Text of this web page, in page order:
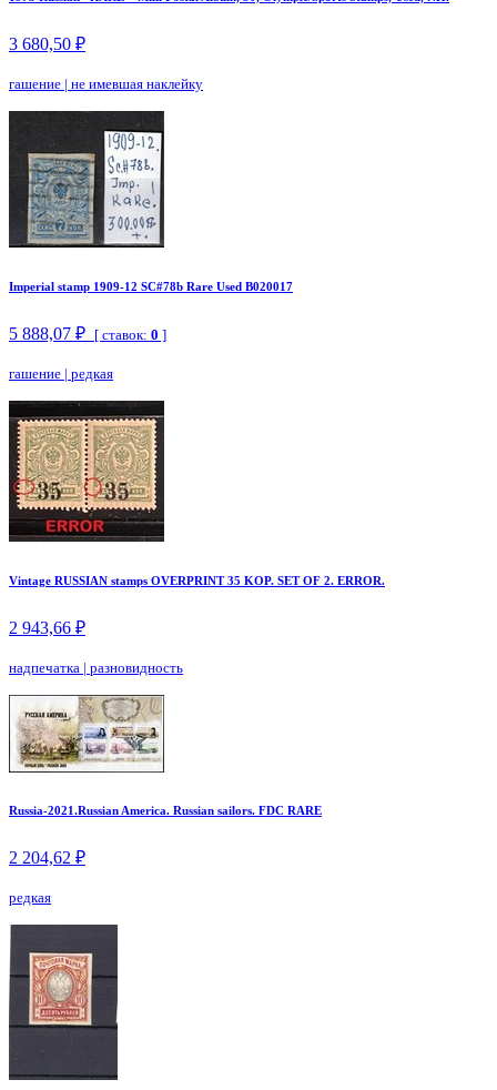
3 680,50 ₽
гашение | не имевшая наклейку
Imperial stamp 1909-12 SC#78b Rare Used B020017
5 888,07 ₽ [ ставок: 0 ]
гашение | редкая
Vintage RUSSIAN stamps OVERPRINT 35 KOP. SET OF 2. ERROR.
2 943,66 ₽
надпечатка | разновидность
Russia-2021.Russian America. Russian sailors. FDC RARE
2 204,62 ₽
редкая